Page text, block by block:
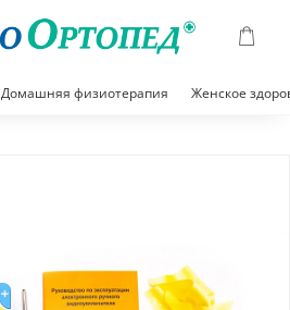
Домашняя физиотерапия Женское